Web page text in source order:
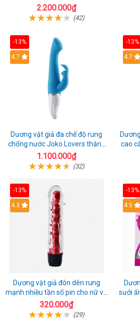
2.200.000₫
(42)
-13%
Hot
4.7
Dương vật giả đa chế độ rung
chống nước Joko Lovers thăng
hoa
1.100.000₫
(32)
-13%
4.7
cao
-13%
4.3
Dương vật giả đôn dên rung
mạnh nhiều tần số pin cho nữ và
cặp đôi
320.000₫
(29)
-13%
4.5
sưởi